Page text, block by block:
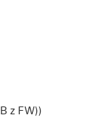
z FW))